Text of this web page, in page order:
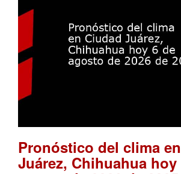
Pronóstico del clima
Juárez, Chihuahua hoy